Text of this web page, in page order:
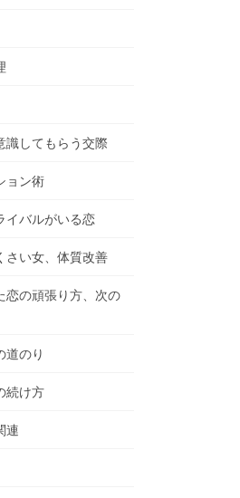
識してもらう交際
ョン術
イバルがいる恋
さい女、体質改善
恋の頑張り方、次の
道のり
続け方
連